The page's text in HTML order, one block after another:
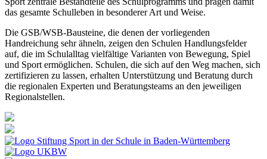
das gesamte Schulleben in besonderer Art und Weise.
Die GSB/WSB-Bausteine, die denen der vorliegenden
Handreichung sehr ähneln, zeigen den Schulen Handlungsfelder
auf, die im Schulalltag vielfältige Varianten von Bewegung, Spiel
und Sport ermöglichen. Schulen, die sich auf den Weg machen, sich
zertifizieren zu lassen, erhalten Unterstützung und Beratung durch
die regionalen Experten und Beratungsteams an den jeweiligen
Regionalstellen.